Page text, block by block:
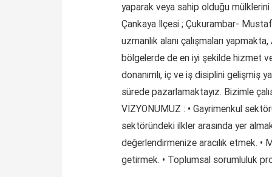
yaparak veya sahip olduğu
Çankaya İlçesi ; Çukurambar-
uzmanlık alanı çalışmaları
bölgelerde de en iyi şekilde hizmet
donanımlı, iç ve iş disiplini gelişmiş
sürede pazarlamaktayız. Bizimle
VİZYONUMUZ : • Gayrimenkul
sektöründeki ilkler arasında yer
değerlendirmenize aracılık etmek. •
getirmek. • Toplumsal sorumluluk